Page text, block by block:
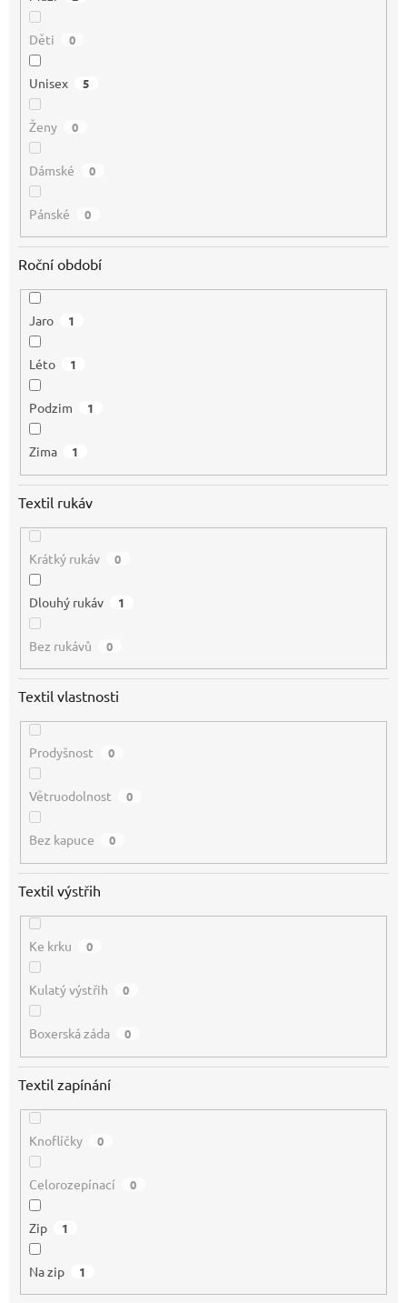
Děti 0
Unisex 5
Ženy 0
Dámské 0
Pánské 0
Roční období
Jaro 1
Léto 1
Podzim 1
Zima 1
Textil rukáv
Krátký rukáv 0
Dlouhý rukáv 1
Bez rukávů 0
Textil vlastnosti
Prodyšnost 0
Větruodolnost 0
Bez kapuce 0
Textil výstřih
Ke krku 0
Kulatý výstřih 0
Boxerská záda 0
Textil zapínání
Knoflíčky 0
Celorozepínací 0
Zip 1
Na zip 1